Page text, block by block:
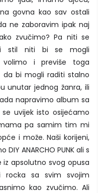
govna kao sav ostali
ne zaboravim ipak naj
zvučimo? Pa niti se
stil niti bi se mogli
i previše toga
da bi mogli raditi stalno
unutar jednog žanra, ili
napravimo album sa
uvijek isto osijećamo
pa samim tim mi
i može. Naši korijeni,
ANARCHO PUNK ali s
apsolutno svog opusa
rocka sa svim svojim
kao zvučimo. Ali